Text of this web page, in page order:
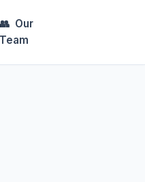
👥 Our
Team